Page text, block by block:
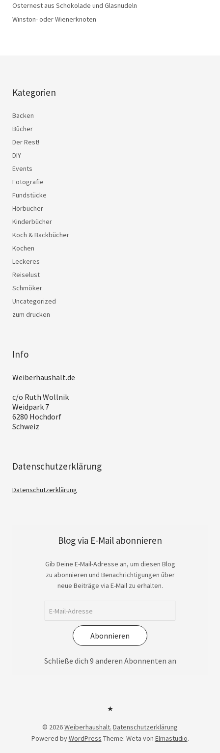
Osternest aus Schokolade und Glasnudeln
Winston- oder Wienerknoten
Kategorien
Backen
Bücher
Der Rest!
DIY
Events
Fotografie
Fundstücke
Hörbücher
Kinderbücher
Koch & Backbücher
Kochen
Leckeres
Reiselust
Schmöker
Uncategorized
zum drucken
Info
Weiberhaushalt.de
c/o Ruth Wollnik
Weidpark 7
6280 Hochdorf
Schweiz
Datenschutzerklärung
Datenschutzerklärung
Blog via E-Mail abonnieren
Gib Deine E-Mail-Adresse an, um diesen Blog
zu abonnieren und Benachrichtigungen über
neue Beiträge via E-Mail zu erhalten.
Abonnieren
Schließe dich 9 anderen Abonnenten an
Datenschutzerklärung
© 2026Weiberhaushalt. Datenschutzerklärung
Powered byWordPress Theme: Weta von Elmastudio.